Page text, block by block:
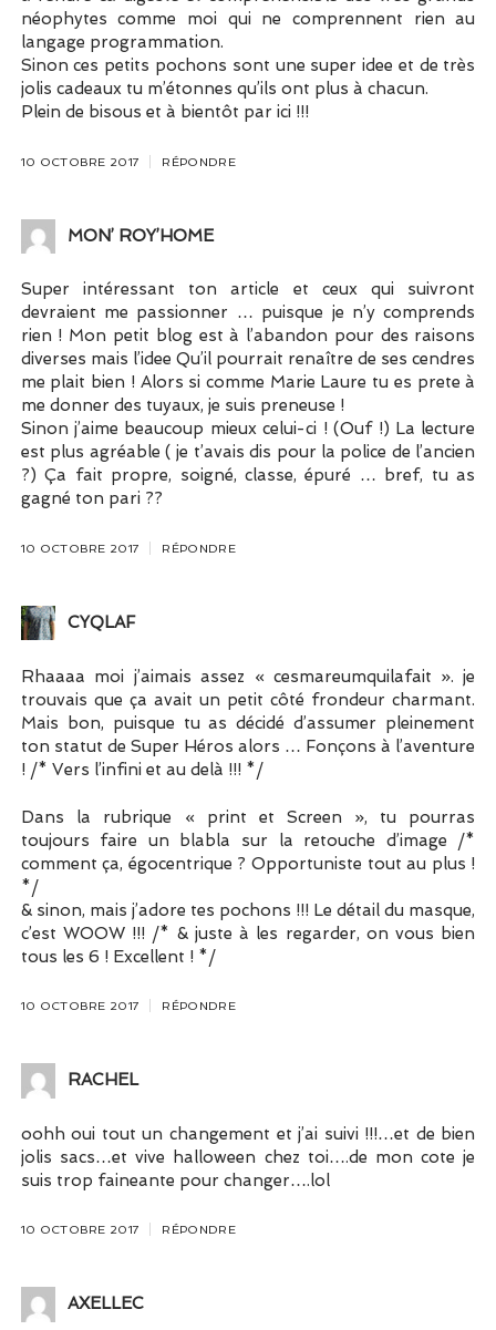
néophytes comme moi qui ne comprennent rien au
langage programmation.
Sinon ces petits pochons sont une super idee et de très
jolis cadeaux tu m’étonnes qu’ils ont plus à chacun.
Plein de bisous et à bientôt par ici !!!
10 OCTOBRE 2017 RÉPONDRE
MON’ ROY’HOME
Super intéressant ton article et ceux qui suivront
devraient me passionner … puisque je n’y comprends
rien ! Mon petit blog est à l’abandon pour des raisons
diverses mais l’idee Qu’il pourrait renaître de ses cendres
me plait bien ! Alors si comme Marie Laure tu es prete à
me donner des tuyaux, je suis preneuse !
Sinon j’aime beaucoup mieux celui-ci ! (Ouf !) La lecture
est plus agréable ( je t’avais dis pour la police de l’ancien
?) Ça fait propre, soigné, classe, épuré … bref, tu as
gagné ton pari ??
10 OCTOBRE 2017 RÉPONDRE
CYQLAF
Rhaaaa moi j’aimais assez « cesmareumquilafait ». je
trouvais que ça avait un petit côté frondeur charmant.
Mais bon, puisque tu as décidé d’assumer pleinement
ton statut de Super Héros alors … Fonçons à l’aventure
! /* Vers l’infini et au delà !!! */
Dans la rubrique « print et Screen », tu pourras
toujours faire un blabla sur la retouche d’image /*
comment ça, égocentrique ? Opportuniste tout au plus !
*/
& sinon, mais j’adore tes pochons !!! Le détail du masque,
c’est WOOW !!! /* & juste à les regarder, on vous bien
tous les 6 ! Excellent ! */
10 OCTOBRE 2017 RÉPONDRE
RACHEL
oohh oui tout un changement et j’ai suivi !!!…et de bien
jolis sacs…et vive halloween chez toi….de mon cote je
suis trop faineante pour changer….lol
10 OCTOBRE 2017 RÉPONDRE
AXELLEC